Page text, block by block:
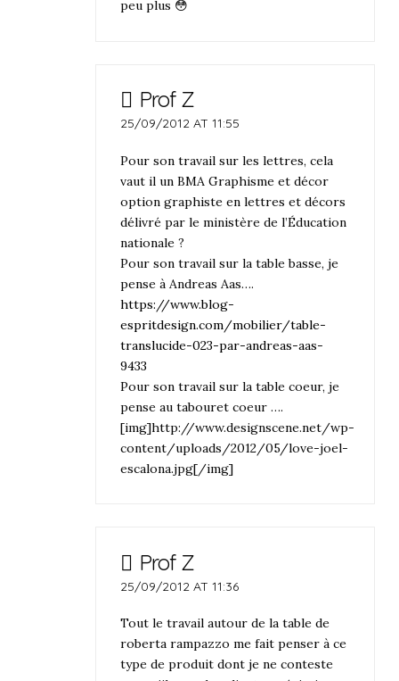
peu plus 😳
Prof Z
25/09/2012 AT 11:55
Pour son travail sur les lettres, cela
vaut il un BMA Graphisme et décor
option graphiste en lettres et décors
délivré par le ministère de l’Éducation
nationale ?
Pour son travail sur la table basse, je
pense à Andreas Aas….
https://www.blog-
espritdesign.com/mobilier/table-
translucide-023-par-andreas-aas-
9433
Pour son travail sur la table coeur, je
pense au tabouret coeur ….
[img]http://www.designscene.net/wp-
content/uploads/2012/05/love-joel-
escalona.jpg[/img]
Prof Z
25/09/2012 AT 11:36
Tout le travail autour de la table de
roberta rampazzo me fait penser à ce
type de produit dont je ne conteste